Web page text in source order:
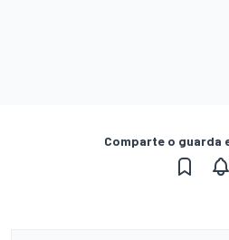
Comparte o guarda